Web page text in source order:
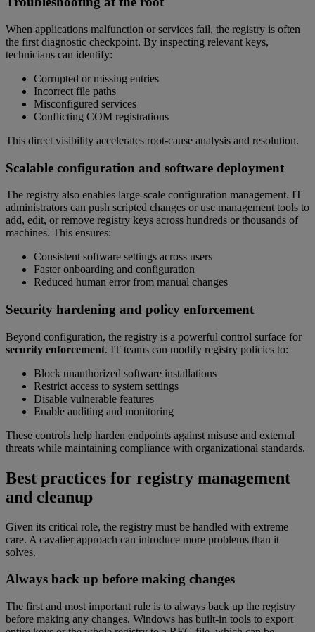
When applications malfunction or services fail, the registry is often
the first diagnostic checkpoint. By inspecting relevant keys,
technicians can identify:
Corrupted or missing entries
Incorrect file paths
Misconfigured services
Conflicting COM registrations
This direct visibility accelerates root-cause analysis and resolution.
Scalable configuration and software deployment
The registry also enables large-scale configuration management. IT
administrators can push scripted changes or use management tools to
add, edit, or remove registry keys across hundreds or thousands of
machines. This ensures:
Consistent software settings across users
Faster onboarding and configuration
Reduced human error from manual changes
Security hardening and policy enforcement
Beyond configuration, the registry is a powerful control surface for
security enforcement. IT teams can modify registry policies to:
Block unauthorized software installations
Restrict access to system settings
Disable vulnerable features
Enable auditing and monitoring
These controls help harden endpoints against misuse and external
threats while maintaining compliance with organizational standards.
Best practices for registry management
and cleanup
Given its critical role, the registry must be handled with extreme
care. A cavalier approach can introduce more problems than it
solves.
Always back up before making changes
The first and most important rule is to always back up the registry
before making any changes. Windows has built-in tools to export